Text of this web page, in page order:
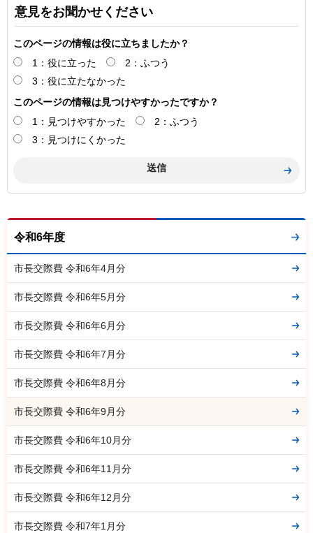
意見をお聞かせください
このページの情報は役に立ちましたか？
1：役に立った
2：ふつう
3：役に立たなかった
このページの情報は見つけやすかったですか？
1：見つけやすかった
2：ふつう
3：見つけにくかった
令和6年度
市長交際費 令和6年4月分
市長交際費 令和6年5月分
市長交際費 令和6年6月分
市長交際費 令和6年7月分
市長交際費 令和6年8月分
市長交際費 令和6年9月分
市長交際費 令和6年10月分
市長交際費 令和6年11月分
市長交際費 令和6年12月分
市長交際費 令和7年1月分